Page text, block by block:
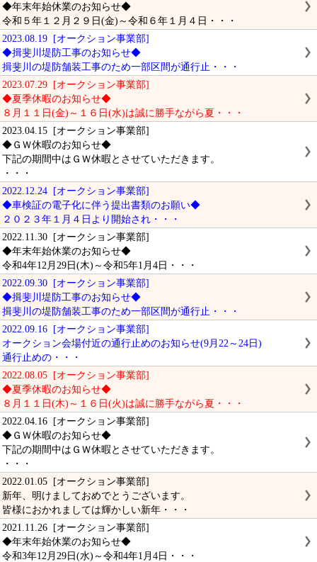
◆年末年始休業のお知らせ◆
令和５年１２月２９日(金)～令和６年１月４日・・・
2023.08.19 [オークション事業部]
◆揖斐川堤防工事のお知らせ◆
揖斐川の堤防舗装工事のため一部区間が通行止・・・
2023.07.29 [オークション事業部]
◆夏季休暇のお知らせ◆
８月１１日(金)～１６日(水)は誠に勝手ながら夏・・・
2023.04.15 [オークション事業部]
◆ＧＷ休暇のお知らせ◆
下記の期間中はＧＷ休暇とさせていただきます。
・・・
2022.12.24 [オークション事業部]
◆車検証の電子化に伴う提出書類のお願い◆
２０２３年１月４日より開始され・・・
2022.11.30 [オークション事業部]
◆年末年始休業のお知らせ◆
令和4年12月29日(木)～令和5年1月4日・・・
2022.09.30 [オークション事業部]
◆揖斐川堤防工事のお知らせ◆
揖斐川の堤防舗装工事のため一部区間が通行止・・・
2022.09.16 [オークション事業部]
オークション会場付近の通行止めのお知らせ(9月22～24日)
通行止めの・・・
2022.08.05 [オークション事業部]
◆夏季休暇のお知らせ◆
８月１１日(木)～１６日(火)は誠に勝手ながら夏・・・
2022.04.16 [オークション事業部]
◆ＧＷ休暇のお知らせ◆
下記の期間中はＧＷ休暇とさせていただきます。
・・・
2022.01.05 [オークション事業部]
新年、明けましておめでとうございます。
皆様におかれましては輝かしい新年・・・
2021.11.26 [オークション事業部]
◆年末年始休業のお知らせ◆
令和3年12月29日(水)～令和4年1月4日・・・